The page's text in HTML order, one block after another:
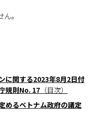
。
に関する2023年8月2日付
規則No. 17（目次）
めるベトナム政府の議定